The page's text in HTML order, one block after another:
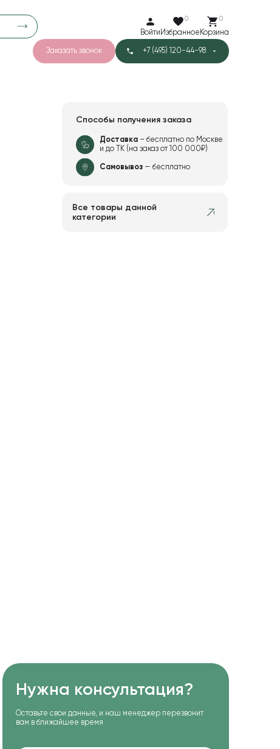
Войти
0
Избранное
0
Корзина
Заказать звонок +7 (495) 120-44-98
Бархат1
Способы получения заказа
Доставка– бесплатно по Москве
и до ТК (на заказ от 100 000₽)
Самовывоз— бесплатно
Все товары данной
категории
Нужна консультация?
Оставьте свои данные, и наш менеджер перезвонит
вам в ближайшее время